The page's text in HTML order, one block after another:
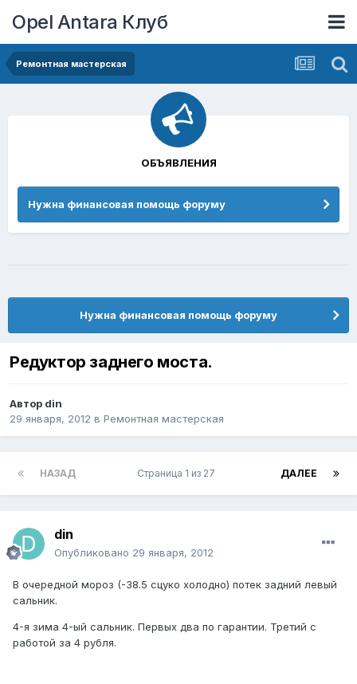
Opel Antara Клуб
Ремонтная мастерская
Нужна финансовая помощь форуму
Редуктор заднего моста.
Автор din
29 января, 2012 в Ремонтная мастерская
НАЗАД ДАЛЕЕ
Страница 1 из 27
din
Опубликовано 29 января, 2012
В очередной мороз (-38.5 сцуко холодно) потек задний левый
сальник.
4-я зима 4-ый сальник. Первых два по гарантии. Третий с
работой за 4 рубля.
ОБЪЯВЛЕНИЯ
Нужна финансовая помощь форуму